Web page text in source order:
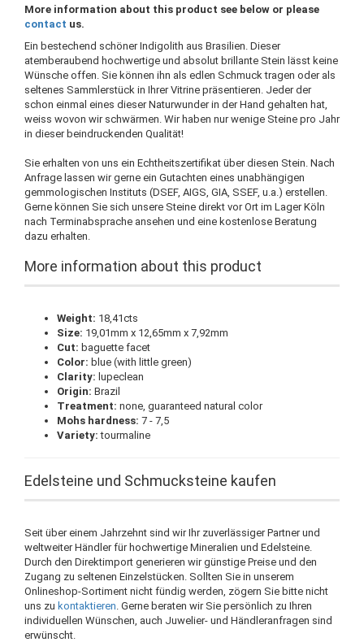
More information about this product see below or please
contact us.
Ein bestechend schöner Indigolith aus Brasilien. Dieser
atemberaubend hochwertige und absolut brillante Stein lässt keine
Wünsche offen. Sie können ihn als edlen Schmuck tragen oder als
seltenes Sammlerstück in Ihrer Vitrine präsentieren. Jeder der
schon einmal eines dieser Naturwunder in der Hand gehalten hat,
weiss wovon wir schwärmen. Wir haben nur wenige Steine pro Jahr
in dieser beindruckenden Qualität!
Sie erhalten von uns ein Echtheitszertifikat über diesen Stein. Nach
Anfrage lassen wir gerne ein Gutachten eines unabhängigen
gemmologischen Instituts (DSEF, AIGS, GIA, SSEF, u.a.) erstellen.
Gerne können Sie sich unsere Steine direkt vor Ort im Lager Köln
nach Terminabsprache ansehen und eine kostenlose Beratung
dazu erhalten.
More information about this product
Weight: 18,41cts
Size: 19,01mm x 12,65mm x 7,92mm
Cut: baguette facet
Color: blue (with little green)
Clarity: lupeclean
Origin: Brazil
Treatment: none, guaranteed natural color
Mohs hardness: 7 - 7,5
Variety: tourmaline
Edelsteine und Schmucksteine kaufen
Seit über einem Jahrzehnt sind wir Ihr zuverlässiger Partner und
weltweiter Händler für hochwertige Mineralien und Edelsteine.
Durch den Direktimport generieren wir günstige Preise und den
Zugang zu seltenen Einzelstücken. Sollten Sie in unserem
Onlineshop-Sortiment nicht fündig werden, zögern Sie bitte nicht
uns zu kontaktieren. Gerne beraten wir Sie persönlich zu Ihren
individuellen Wünschen, auch Juwelier- und Händleranfragen sind
erwünscht.